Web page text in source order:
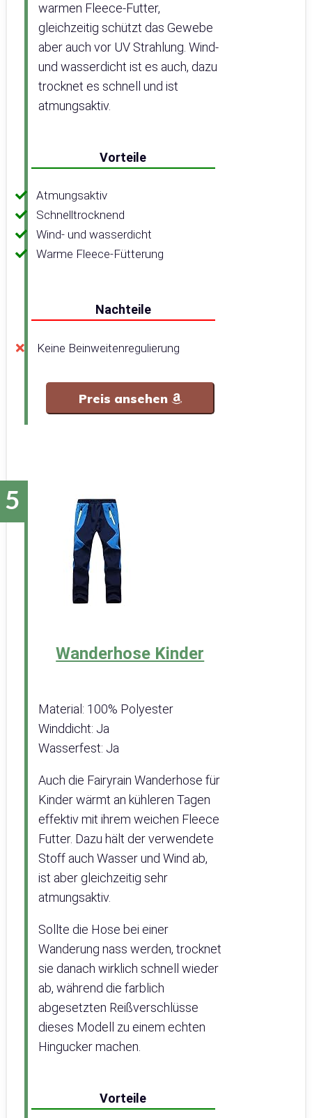
warmen Fleece-Futter,
gleichzeitig schützt das Gewebe
aber auch vor UV Strahlung. Wind-
und wasserdicht ist es auch, dazu
trocknet es schnell und ist
atmungsaktiv.
Vorteile
Atmungsaktiv
Schnelltrocknend
Wind- und wasserdicht
Warme Fleece-Fütterung
Nachteile
Keine Beinweitenregulierung
Preis ansehen
Wanderhose Kinder
Material: 100% Polyester
Winddicht: Ja
Wasserfest: Ja
Auch die Fairyrain Wanderhose für
Kinder wärmt an kühleren Tagen
effektiv mit ihrem weichen Fleece
Futter. Dazu hält der verwendete
Stoff auch Wasser und Wind ab,
ist aber gleichzeitig sehr
atmungsaktiv.
Sollte die Hose bei einer
Wanderung nass werden, trocknet
sie danach wirklich schnell wieder
ab, während die farblich
abgesetzten Reißverschlüsse
dieses Modell zu einem echten
Hingucker machen.
Vorteile